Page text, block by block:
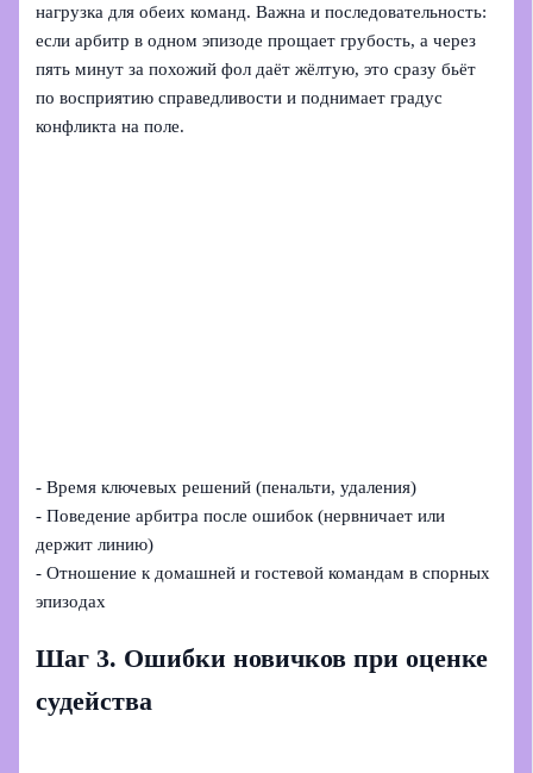
нагрузка для обеих команд. Важна и последовательность:
если арбитр в одном эпизоде прощает грубость, а через
пять минут за похожий фол даёт жёлтую, это сразу бьёт
по восприятию справедливости и поднимает градус
конфликта на поле.
- Время ключевых решений (пенальти, удаления)
- Поведение арбитра после ошибок (нервничает или
держит линию)
- Отношение к домашней и гостевой командам в спорных
эпизодах
Шаг 3. Ошибки новичков при оценке
судейства